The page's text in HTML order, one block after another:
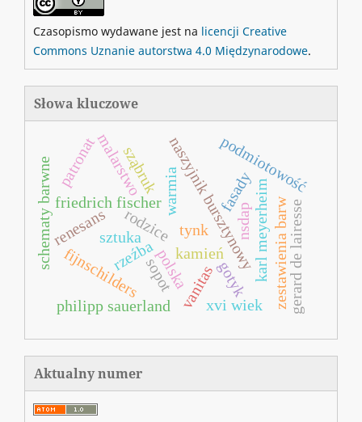
Czasopismo wydawane jest na licencji Creative
Commons Uznanie autorstwa 4.0 Międzynarodowe.
Słowa kluczowe
friedrich fischer
tynk
warmia
polska
naszyjnik bursztynowy
rodzice karl meyerheim
rzeźba kamień
gotyk
fasady
zestawienia barw
schematy barwne gerard de lairesse
fijnschilders
podmiotowość
vanitas
sząbruk
malarstwo
philipp sauerland
renesans
xvi wiek
sztuka
patronat
nsdap
sopot
Aktualny numer